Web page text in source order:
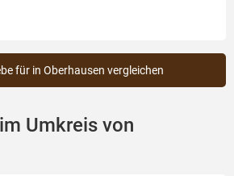
für in Oberhausen vergleichen
Umkreis von